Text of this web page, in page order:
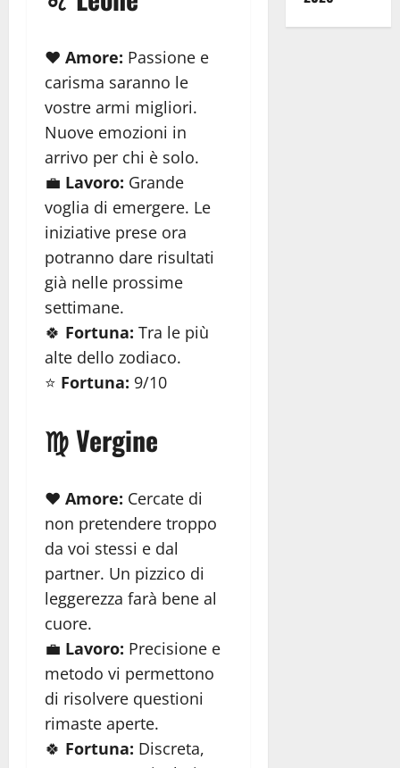
❤️ Amore: Passione e
carisma saranno le
vostre armi migliori.
Nuove emozioni in
arrivo per chi è solo.
💼 Lavoro: Grande
voglia di emergere. Le
iniziative prese ora
potranno dare risultati
già nelle prossime
settimane.
🍀 Fortuna: Tra le più
alte dello zodiaco.
⭐ Fortuna: 9/10
♍ Vergine
❤️ Amore: Cercate di
non pretendere troppo
da voi stessi e dal
partner. Un pizzico di
leggerezza farà bene al
cuore.
💼 Lavoro: Precisione e
metodo vi permettono
di risolvere questioni
rimaste aperte.
🍀 Fortuna: Discreta,